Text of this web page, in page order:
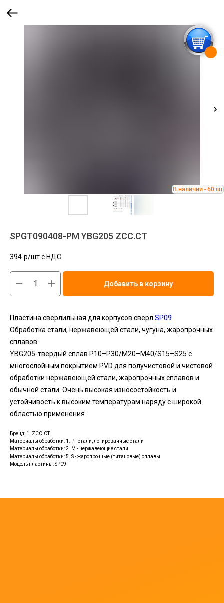
SPGT090408-PM YBG205 ZCC.CT
394 р/шт c НДС
Добавить в корзину
Пластина сверлильная для корпусов сверл SP09
Обработка стали, нержавеющей стали, чугуна, жаропрочных
сплавов
YBG205-твердый сплав P10–P30/M20–M40/S15–S25 с
многослойным покрытием PVD для получистовой и чистовой
обработки нержавеющей стали, жаропрочных сплавов и
обычной стали. Очень высокая износостойкость и
устойчивость к высоким температурам наряду с широкой
областью применения
Бренд: 1. ZCC.CT
Материалы обработки: 1. P - стали, легированные стали
Материалы обработки: 2. M - нержавеющие стали
Материалы обработки: 5. S - жаропрочные (титановые) сплавы
Модель пластины: SP09